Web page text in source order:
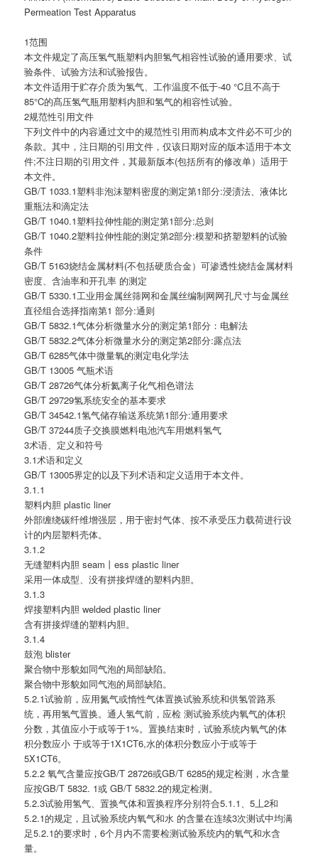
Permeation Test Apparatus
1范围
本文件规定了高压氢气瓶塑料内胆氢气相容性试验的通用要求、试
验条件、试验方法和试验报告。
本文件适用于贮存介质为氢气、工作温度不低于-40 °C且不高于
85°C的髙压氢气瓶用塑料内胆和氢气的相容性试验。
2规范性引用文件
下列文件中的内容通过文中的规范性引用而构成本文件必不可少的
条款。其中，注日期的引用文件，仅该日期对应的版本适用于本文
件;不注日期的引用文件，其最新版本(包括所有的修改单）适用于
本文件。
GB/T 1033.1塑料非泡沫塑料密度的测定第1部分:浸渍法、液体比
重瓶法和滴定法
GB/T 1040.1塑料拉伸性能的测定第1部分:总则
GB/T 1040.2塑料拉伸性能的测定第2部分:模塑和挤塑塑料的试验
条件
GB/T 5163烧结金属材料(不包括硬质合金）可渗透性烧结金属材料
密度、含油率和开孔率 的测定
GB/T 5330.1工业用金属丝筛网和金属丝编制网网孔尺寸与金属丝
直径组合选择指南第1 部分:通则
GB/T 5832.1气体分析微量水分的测定第1部分：电解法
GB/T 5832.2气体分析微量水分的测定第2部分:露点法
GB/T 6285气体中微量氧的测定电化学法
GB/T 13005 气瓶术语
GB/T 28726气体分析氦离子化气相色谱法
GB/T 29729氢系统安全的基本要求
GB/T 34542.1氢气储存输送系统第1部分:通用要求
GB/T 37244质子交换膜燃料电池汽车用燃料氢气
3术语、定义和符号
3.1术语和定义
GB/T 13005界定的以及下列术语和定义适用于本文件。
3.1.1
塑料内胆 plastic liner
外部缠绕碳纤维增强层，用于密封气体、按不承受压力载荷进行设
计的内层塑料壳体。
3.1.2
无缝塑料内胆 seam丨ess plastic liner
采用一体成型、没有拼接焊缝的塑料内胆。
3.1.3
焊接塑料内胆 welded plastic liner
含有拼接焊缝的塑料内胆。
3.1.4
鼓泡 blister
聚合物中形貌如同气泡的局部缺陷。
聚合物中形貌如同气泡的局部缺陷。
5.2.1试验前，应用氮气或惰性气体置换试验系统和供氢管路系
统，再用氢气置换。通人氢气前，应检 测试验系统内氧气的体积
分数，其值应小于或等于1%。置换结束时，试验系统内氧气的体
积分数应小 于或等于1X1CT6,水的体积分数应小于或等于
5X1CT6。
5.2.2 氧气含量应按GB/T 28726或GB/T 6285的规定检测，水含量
应按GB/T 5832. 1或 GB/T 5832.2的规定检测。
5.2.3试验用氢气、置换气体和置换程序分别符合5.1.1、5丄2和
5.2.1的规定，且试验系统内氧气和水 的含量在连续3次测试中均满
足5.2.1的要求时，6个月内不需要检测试验系统内的氧气和水含
量。